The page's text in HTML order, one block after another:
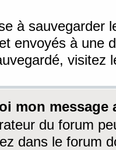
à sauvegarder
envoyés à une
visitez
mon message
du forum
dans le forum